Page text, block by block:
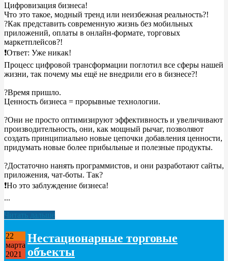
Цифровизация бизнеса!
Что это такое, модный тренд или неизбежная реальность?!
?Как представить современную жизнь без мобильных
приложений, оплаты в онлайн-формате, торговых
маркетплейсов?!
❗Ответ: Уже никак!
Процесс цифровой трансформации поглотил все сферы нашей
жизни, так почему мы ещё не внедрили его в бизнесе?!
?Время пришло.
Ценность бизнеса = прорывные технологии.
?Они не просто оптимизируют эффективность и увеличивают
производительность, они, как мощный рычаг, позволяют
создать принципиально новые цепочки добавления ценности,
придумать новые более прибыльные и полезные продукты.
?Достаточно нанять программистов, и они разработают сайты,
приложения, чат-боты. Так?
❗Но это заблуждение бизнеса!
...
Читать дальше
22
марта
2021
Нестационарные торговые
объекты